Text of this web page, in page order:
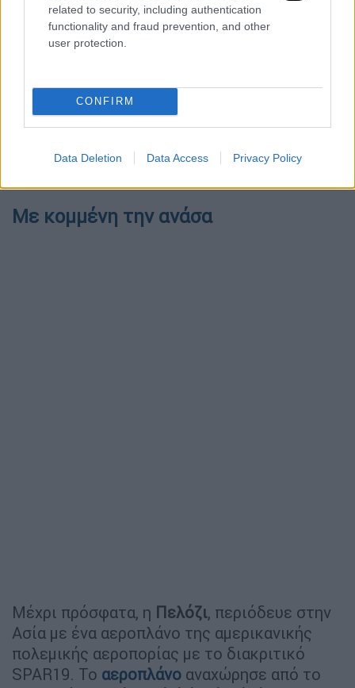
related to security, including authentication
functionality and fraud prevention, and other
user protection.
CONFIRM
Data Deletion Data Access Privacy Policy
BREAKING: House Speaker Nancy
Pelosi lands in Taiwan despite
consequences"
https://t.co/jn8limUSe7
pic.twitter.com/bnPDdGPrQL
— CNBC Now (@CNBCnow)August 2,
Με κομμένη την ανάσα
Μέχρι πρόσφατα, η Πελόζι, περιόδευε στην
Ασία με ένα αεροπλάνο της αμερικανικής
πολεμικής αεροπορίας με το διακριτικό
SPAR19. Το αεροπλάνο αναχώρησε από το